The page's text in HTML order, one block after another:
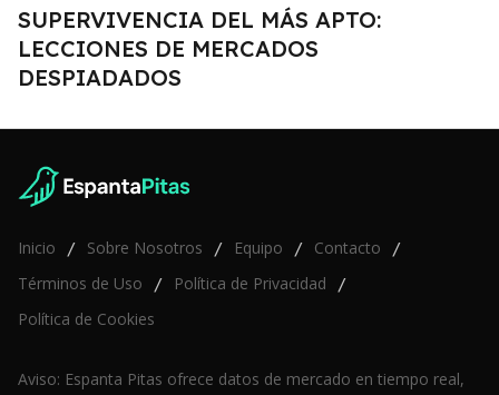
SUPERVIVENCIA DEL MÁS APTO:
LECCIONES DE MERCADOS
DESPIADADOS
Inicio / Sobre Nosotros / Equipo / Contacto /
Términos de Uso / Política de Privacidad /
Política de Cookies
Aviso: Espanta Pitas ofrece datos de mercado en tiempo real,